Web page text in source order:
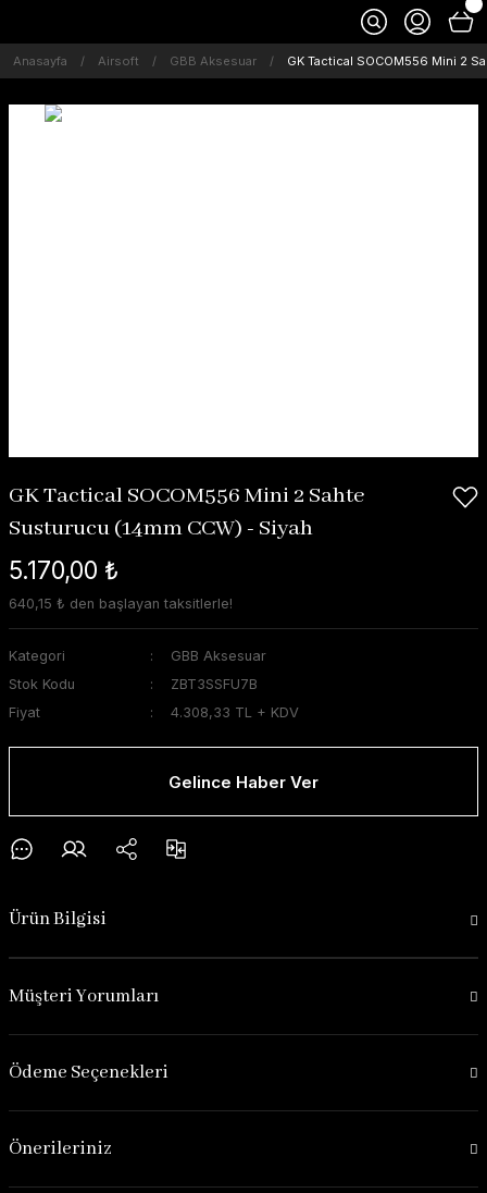
Anasayfa Airsoft GBB Aksesuar GK Tactical SOCOM556 Mini 2
GK Tactical SOCOM556 Mini 2 Sahte
Susturucu (14mm CCW) - Siyah
5.170,00 ₺
640,15 ₺ den başlayan taksitlerle!
Kategori
GBB Aksesuar
Stok Kodu
ZBT3SSFU7B
Fiyat
4.308,33 TL + KDV
Gelince Haber Ver
Ürün Bilgisi
Müşteri Yorumları
Ödeme Seçenekleri
Önerileriniz